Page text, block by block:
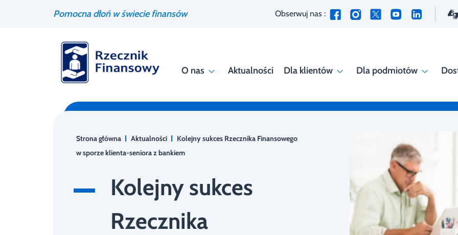
Pomocna dłoń w świecie finansów Obserwuj nas :
O nas Aktualności Dla klientów Dla podmiotów
Strona główna Aktualności
Kolejny sukces Rzecznika Finansowego
w sporze klienta-seniora z bankiem
Kolejny sukces
Rzecznika